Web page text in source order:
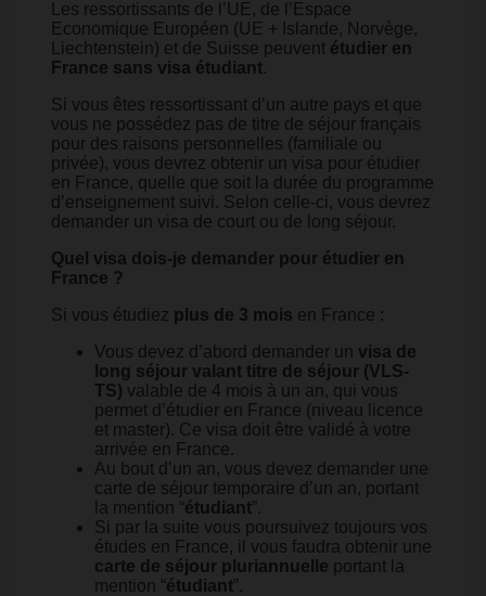
Les ressortissants de l’UE, de l’Espace
Economique Européen (UE + Islande, Norvège,
Liechtenstein) et de Suisse peuvent étudier en
France sans visa étudiant.
Si vous êtes ressortissant d’un autre pays et que
vous ne possédez pas de titre de séjour français
pour des raisons personnelles (familiale ou
privée), vous devrez obtenir un visa pour étudier
en France, quelle que soit la durée du programme
d’enseignement suivi. Selon celle-ci, vous devrez
demander un visa de court ou de long séjour.
Quel visa dois-je demander pour étudier en
France ?
Si vous étudiez plus de 3 mois en France :
Vous devez d’abord demander un visa de
long séjour valant titre de séjour (VLS-
TS) valable de 4 mois à un an, qui vous
permet d’étudier en France (niveau licence
et master). Ce visa doit être validé à votre
arrivée en France.
Au bout d’un an, vous devez demander une
carte de séjour temporaire d’un an, portant
la mention “étudiant”.
Si par la suite vous poursuivez toujours vos
études en France, il vous faudra obtenir une
carte de séjour pluriannuelle portant la
mention “étudiant”.